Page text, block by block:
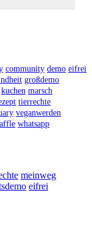
community demo eifrei
großdemo
kuchen marsch
tierrechte
veganwerden
whatsapp
meinweg
eifrei